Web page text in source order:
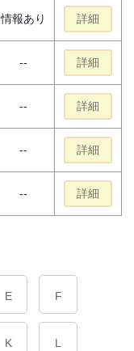
情報あり 詳細
-- 詳細
-- 詳細
-- 詳細
-- 詳細
E F
K L